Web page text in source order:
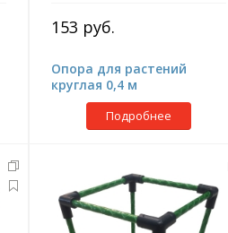
153 руб.
Опора для растений
круглая 0,4 м
Подробнее